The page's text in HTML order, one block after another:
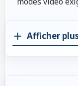
Afficher